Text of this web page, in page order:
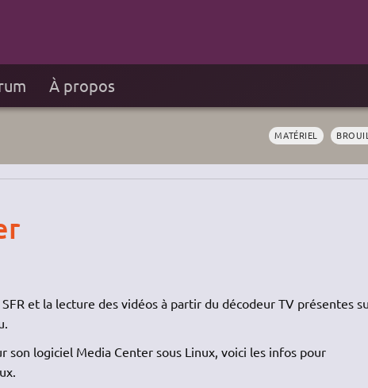
À propos
MATÉRIEL
et la lecture des vidéos à partir du décodeur TV présentes
son logiciel Media Center sous Linux, voici les infos pour